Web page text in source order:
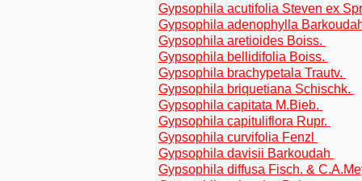
Gypsophila acutifolia Steven ex
Gypsophila adenophylla
Gypsophila aretioides Boiss.
Gypsophila bellidifolia Boiss.
Gypsophila brachypetala Trautv.
Gypsophila briquetiana Schischk.
Gypsophila capitata M.Bieb.
Gypsophila capituliflora Rupr.
Gypsophila curvifolia Fenzl
Gypsophila davisii Barkoudah
Gypsophila diffusa Fisch. &